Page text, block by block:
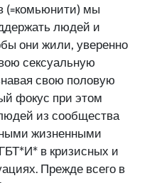
(=комьюнити) мы
людей и
они жили, уверенно
сексуальную
свою половую
фокус при этом
из сообщества
жизненными
в кризисных и
Прежде всего в